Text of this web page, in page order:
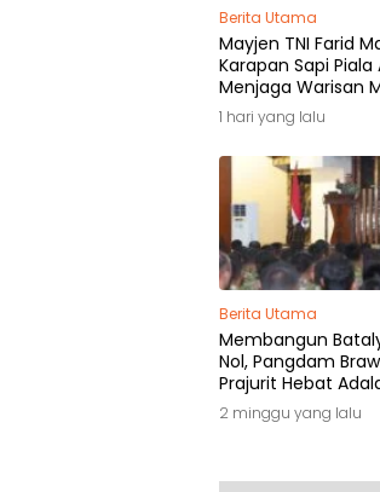
Berita Utama
Mayjen TNI Farid
Karapan Sapi Piala
Menjaga Warisan
1 hari yang lalu
Berita Utama
Membangun
Nol, Pangdam
Prajurit Hebat
Dibutuhkan Rakyat
2 minggu yang lalu